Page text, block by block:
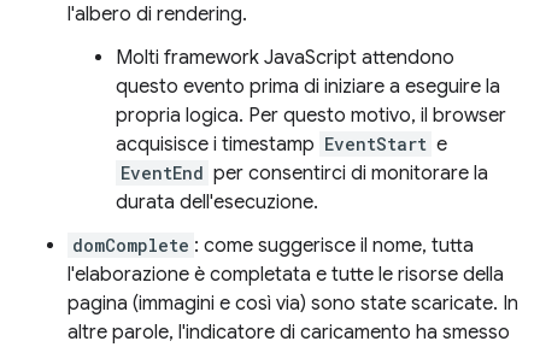
l'albero di rendering.
Molti framework JavaScript attendono
questo evento prima di iniziare a eseguire la
propria logica. Per questo motivo, il browser
acquisisce i timestamp EventStart e
EventEnd per consentirci di monitorare la
durata dell'esecuzione.
domComplete : come suggerisce il nome, tutta
l'elaborazione è completata e tutte le risorse della
pagina (immagini e così via) sono state scaricate. In
altre parole, l'indicatore di caricamento ha smesso